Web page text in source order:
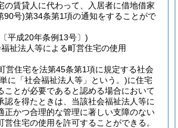
の賃貸人に代わって、入居者に借地借家
90号)第34条第1項の通知をすることがで
平成20年条例13号〕)
祉法人等による町営住宅の使用
営住宅を法第45条第1項に規定する社会
に「社会福祉法人等」という。)に住宅
ことが必要であると認める場合において
認を得たときは、当該社会福祉法人等に
正かつ合理的な管理に著しい支障のない
営住宅の使用を許可することができる。